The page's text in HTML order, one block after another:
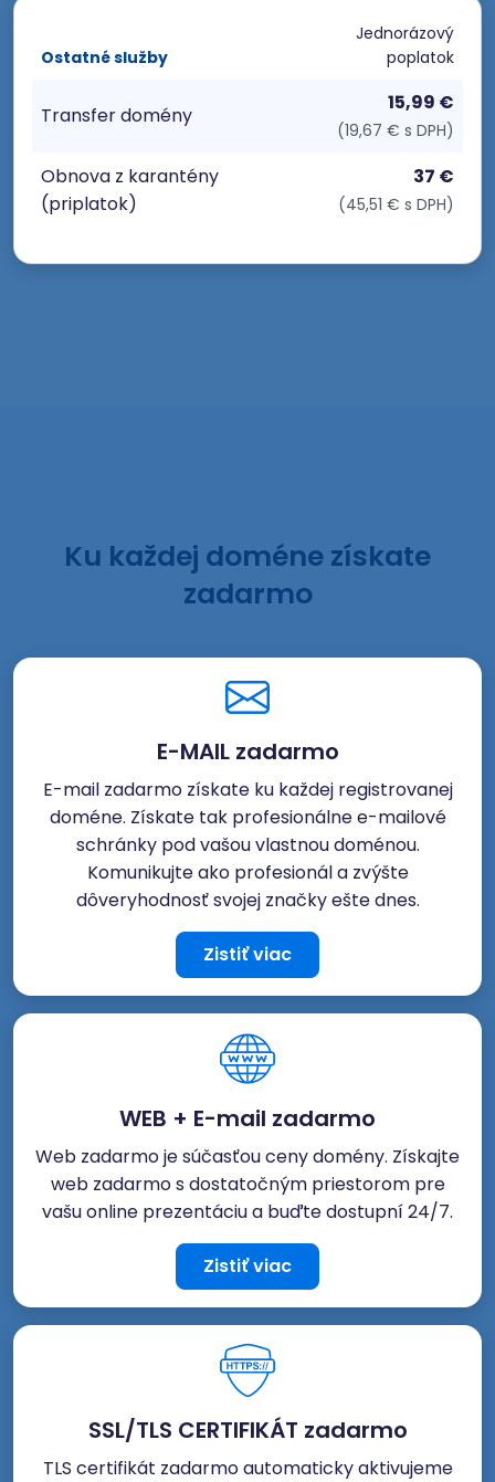
Ostatné služby
Jednorázový
poplatok
Transfer domény
15,99 €
(19,67 € s DPH)
Obnova z karantény
(priplatok)
37 €
(45,51 € s DPH)
Ku každej doméne získate
zadarmo
E-MAIL zadarmo
E-mail zadarmo získate ku každej registrovanej
doméne. Získate tak profesionálne e-mailové
schránky pod vašou vlastnou doménou.
Komunikujte ako profesionál a zvýšte
dôveryhodnosť svojej značky ešte dnes.
Zistiť viac
WEB + E-mail zadarmo
Web zadarmo je súčasťou ceny domény. Získajte
web zadarmo s dostatočným priestorom pre
vašu online prezentáciu a buďte dostupní 24/7.
Zistiť viac
SSL/TLS CERTIFIKÁT zadarmo
TLS certifikát zadarmo automaticky aktivujeme